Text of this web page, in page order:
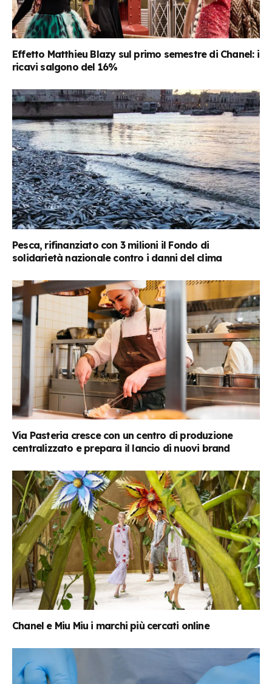
Effetto Matthieu Blazy sul primo semestre di Chanel: i
ricavi salgono del 16%
Pesca, rifinanziato con 3 milioni il Fondo di
solidarietà nazionale contro i danni del clima
Via Pasteria cresce con un centro di produzione
centralizzato e prepara il lancio di nuovi brand
Chanel e Miu Miu i marchi più cercati online